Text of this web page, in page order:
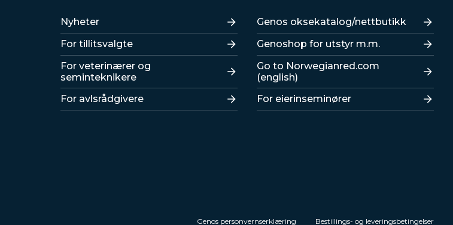
Lenker
Nyheter
For tillitsvalgte
For veterinærer og
seminteknikere
For avlsrådgivere
Lenker
Genos oksekatalog/nettbutikk
Genoshop for utstyr m.m.
Go to Norwegianred.com
(english)
For eierinseminører
Genos personvernserklæring Bestillings- og leveringsbetingelser